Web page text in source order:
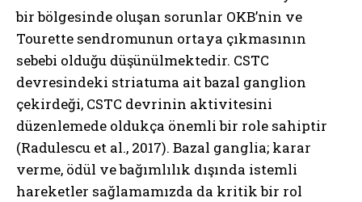
bir bölgesinde oluşan sorunlar OKB’nin ve
Tourette sendromunun ortaya çıkmasının
sebebi olduğu düşünülmektedir. CSTC
devresindeki striatuma ait bazal ganglion
çekirdeği, CSTC devrinin aktivitesini
düzenlemede oldukça önemli bir role sahiptir
(Radulescu et al., 2017). Bazal ganglia; karar
verme, ödül ve bağımlılık dışında istemli
hareketler sağlamamızda da kritik bir rol